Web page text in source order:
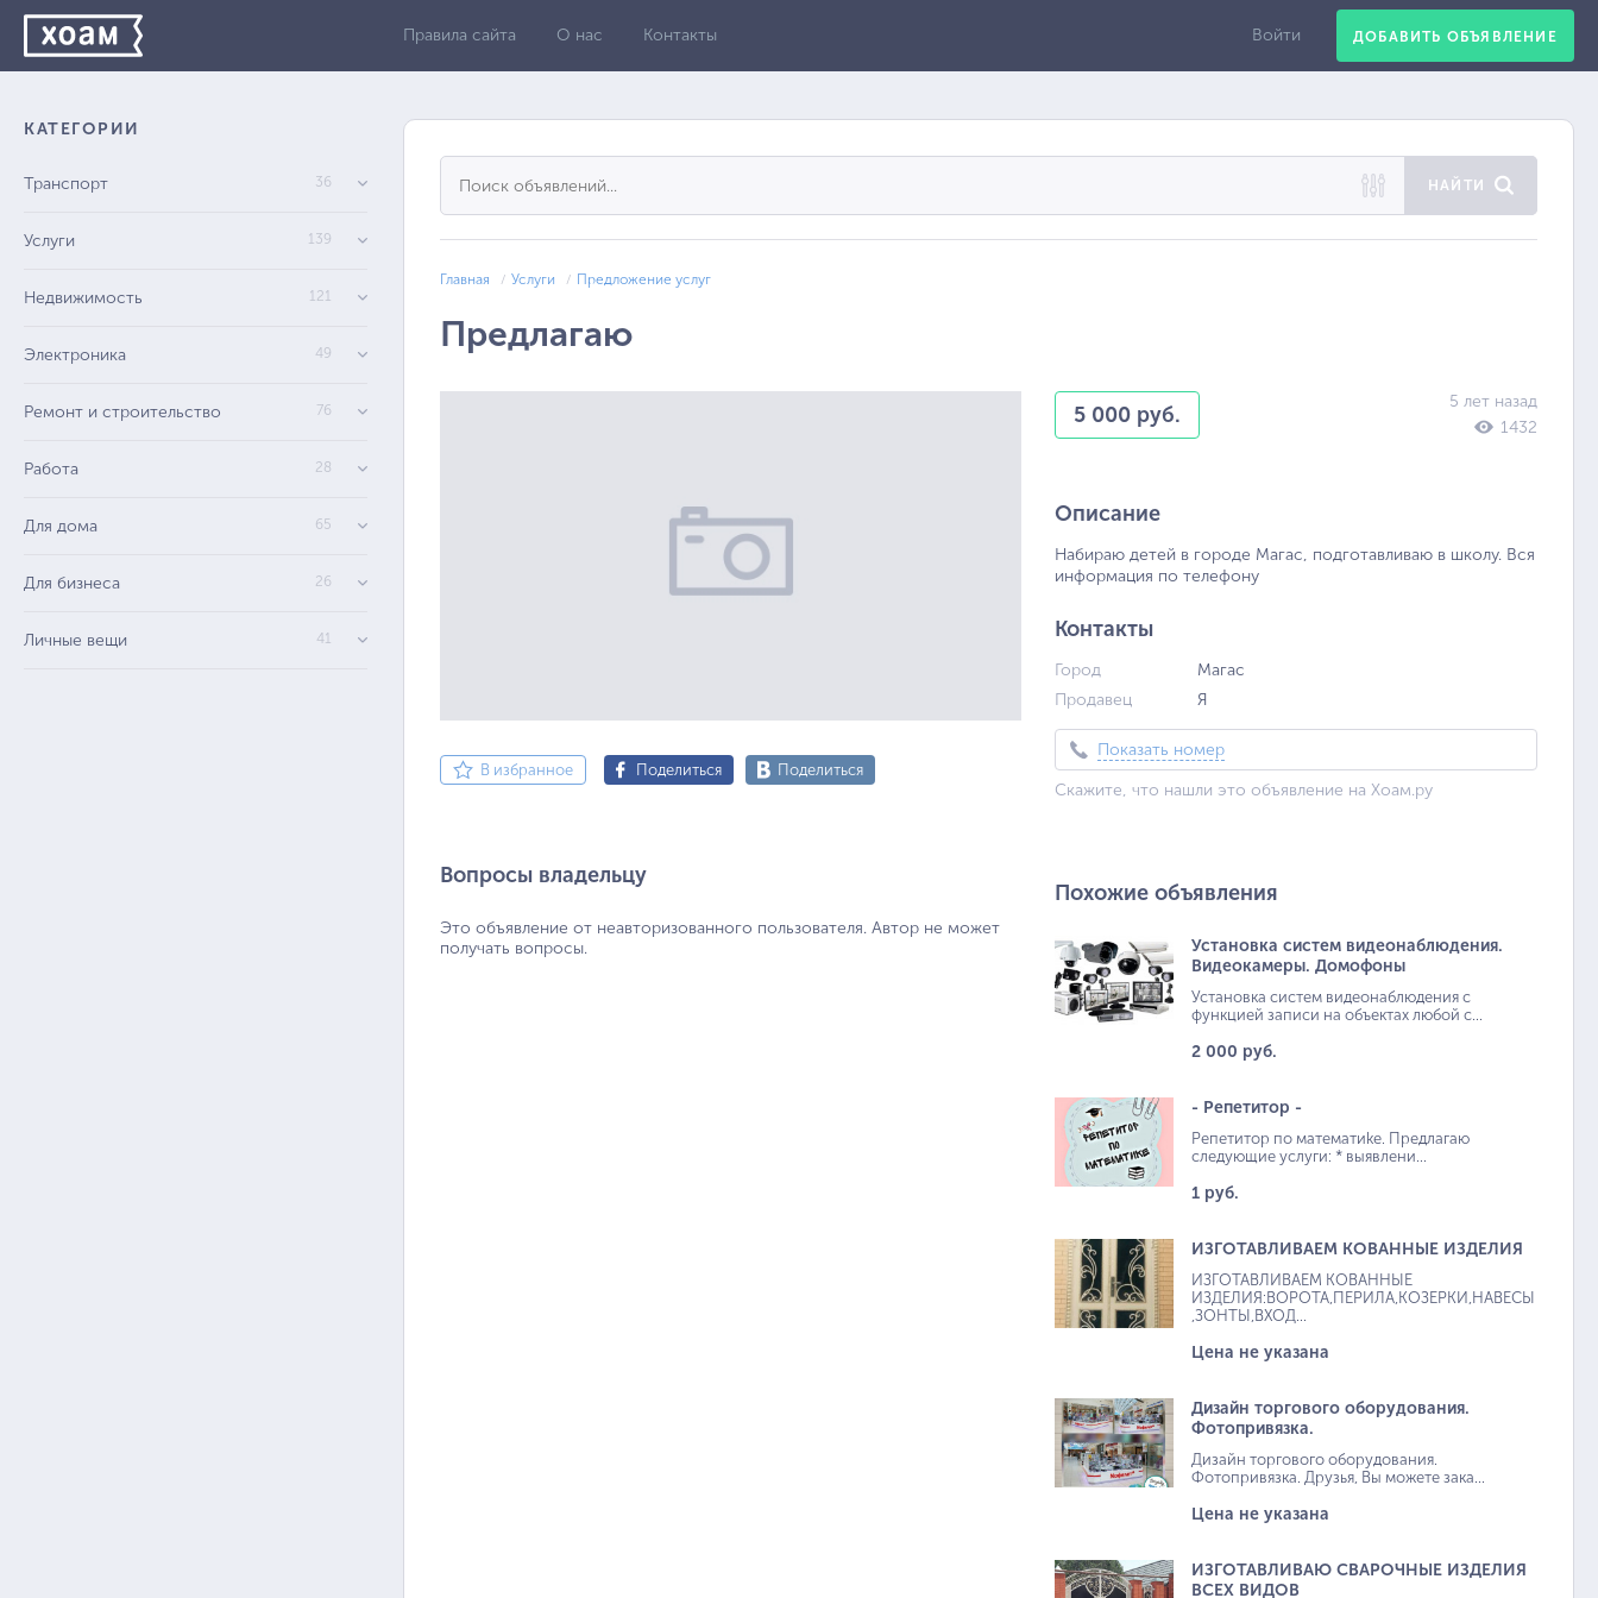
Правила сайта О нас Контакты ДОБАВИТЬ ОБЪЯВЛЕНИЕ
Войти
КАТЕГОРИИ
Транспорт 36
Услуги 139
Недвижимость 121
Электроника 49
Ремонт и строительство 76
Работа 28
Для дома 65
Для бизнеса 26
Личные вещи 41
НАЙТИ
Главная Услуги Предложение услуг
Предлагаю
5 000 руб.
5 лет назад
1432
Описание
Набираю детей в городе Магас, подготавливаю в школу. Вся
информация по телефону
Контакты
Город
Магас
Продавец
Я
Показать номер
Скажите, что нашли это объявление на Хоам.ру
В избранное Поделиться Поделиться
Вопросы владельцу
Это объявление от неавторизованного пользователя. Автор не может
получать вопросы.
Похожие объявления
Установка систем видеонаблюдения.
Видеокамеры. Домофоны
Установка систем видеонаблюдения с
функцией записи на объектах любой с...
2 000 руб.
- Репетитор -
Репетитор по математиkе. Предлагаю
следующие услуги: * выявлени...
1 руб.
ИЗГОТАВЛИВАЕМ КОВАННЫЕ ИЗДЕЛИЯ
ИЗГОТАВЛИВАЕМ КОВАННЫЕ
ИЗДЕЛИЯ:ВОРОТА,ПЕРИЛА,КОЗЕРКИ,НАВЕСЫ
,ЗОНТЫ,ВХОД...
Цена не указана
Дизайн торгового оборудования.
Фотопривязка.
Дизайн торгового оборудования.
Фотопривязка. Друзья, Вы можете зака...
Цена не указана
ИЗГОТАВЛИВАЮ СВАРОЧНЫЕ ИЗДЕЛИЯ
ВСЕХ ВИДОВ